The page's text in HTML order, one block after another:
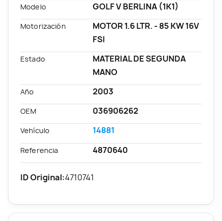
Modelo GOLF V BERLINA (1K1)
Motorización
MOTOR 1.6 LTR. - 85 KW 16V
FSI
Estado
MATERIAL DE SEGUNDA
MANO
Año 2003
OEM 036906262
Vehículo 14881
Referencia 4870640
ID Original:4710741